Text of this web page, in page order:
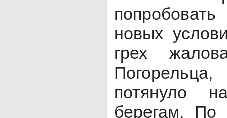
новых
грех
потянуло
берегам. По